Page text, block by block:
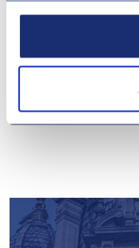
Ruime